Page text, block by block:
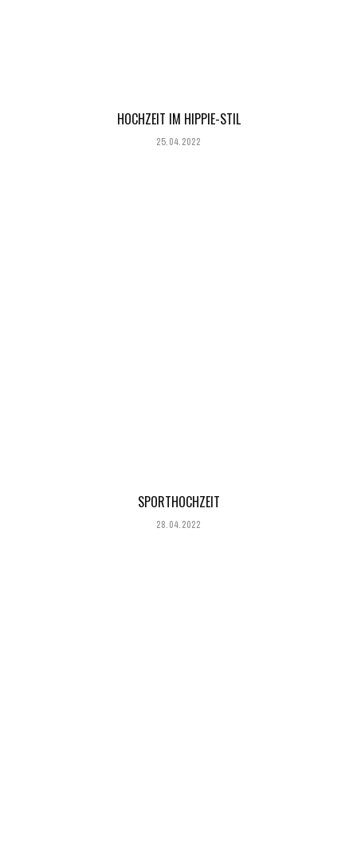
HOCHZEIT IM HIPPIE-STIL
25.04.2022
SPORTHOCHZEIT
28.04.2022